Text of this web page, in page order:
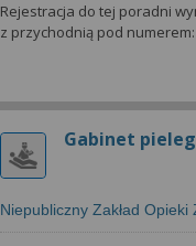
Rejestracja do tej poradni
z przychodnią pod numerem:
Gabinet
Niepubliczny Zakład